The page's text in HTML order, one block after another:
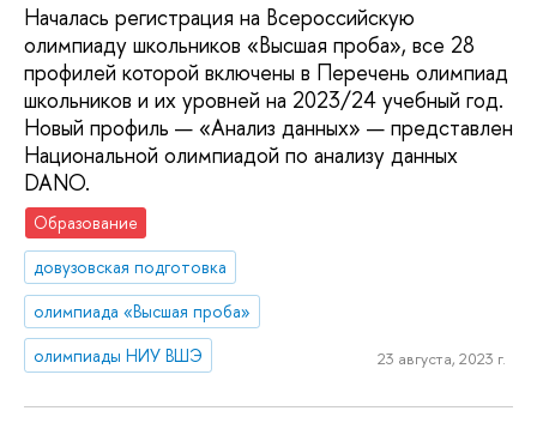
Началась регистрация на Всероссийскую
олимпиаду школьников «Высшая проба», все 28
профилей которой включены в Перечень олимпиад
школьников и их уровней на 2023/24 учебный год.
Новый профиль — «Анализ данных» — представлен
Национальной олимпиадой по анализу данных
DANO.
Образование
довузовская подготовка
олимпиада «Высшая проба»
олимпиады НИУ ВШЭ
23 августа, 2023 г.